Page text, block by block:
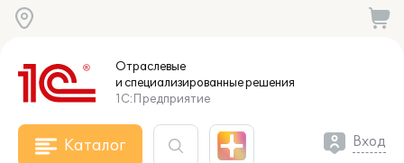
Отраслевые
и специализированныерешения
1С:Предприятие
Каталог Вход